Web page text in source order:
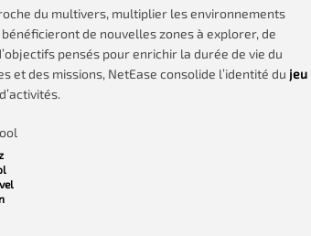
du multivers, multiplier les environnements
de nouvelles zones à explorer, de
pensés pour enrichir la durée de vie du
des missions, NetEase consolide l’identité du jeu